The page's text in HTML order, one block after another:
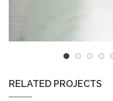
RELATED PROJECTS